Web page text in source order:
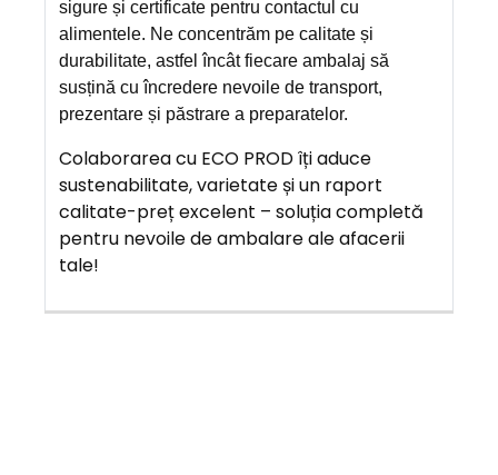
sigure și certificate pentru contactul cu
alimentele. Ne concentrăm pe calitate și
durabilitate, astfel încât fiecare ambalaj să
susțină cu încredere nevoile de transport,
prezentare și păstrare a preparatelor.
Colaborarea cu ECO PROD îți aduce
sustenabilitate, varietate și un raport
calitate-preț excelent – soluția completă
pentru nevoile de ambalare ale afacerii
tale!